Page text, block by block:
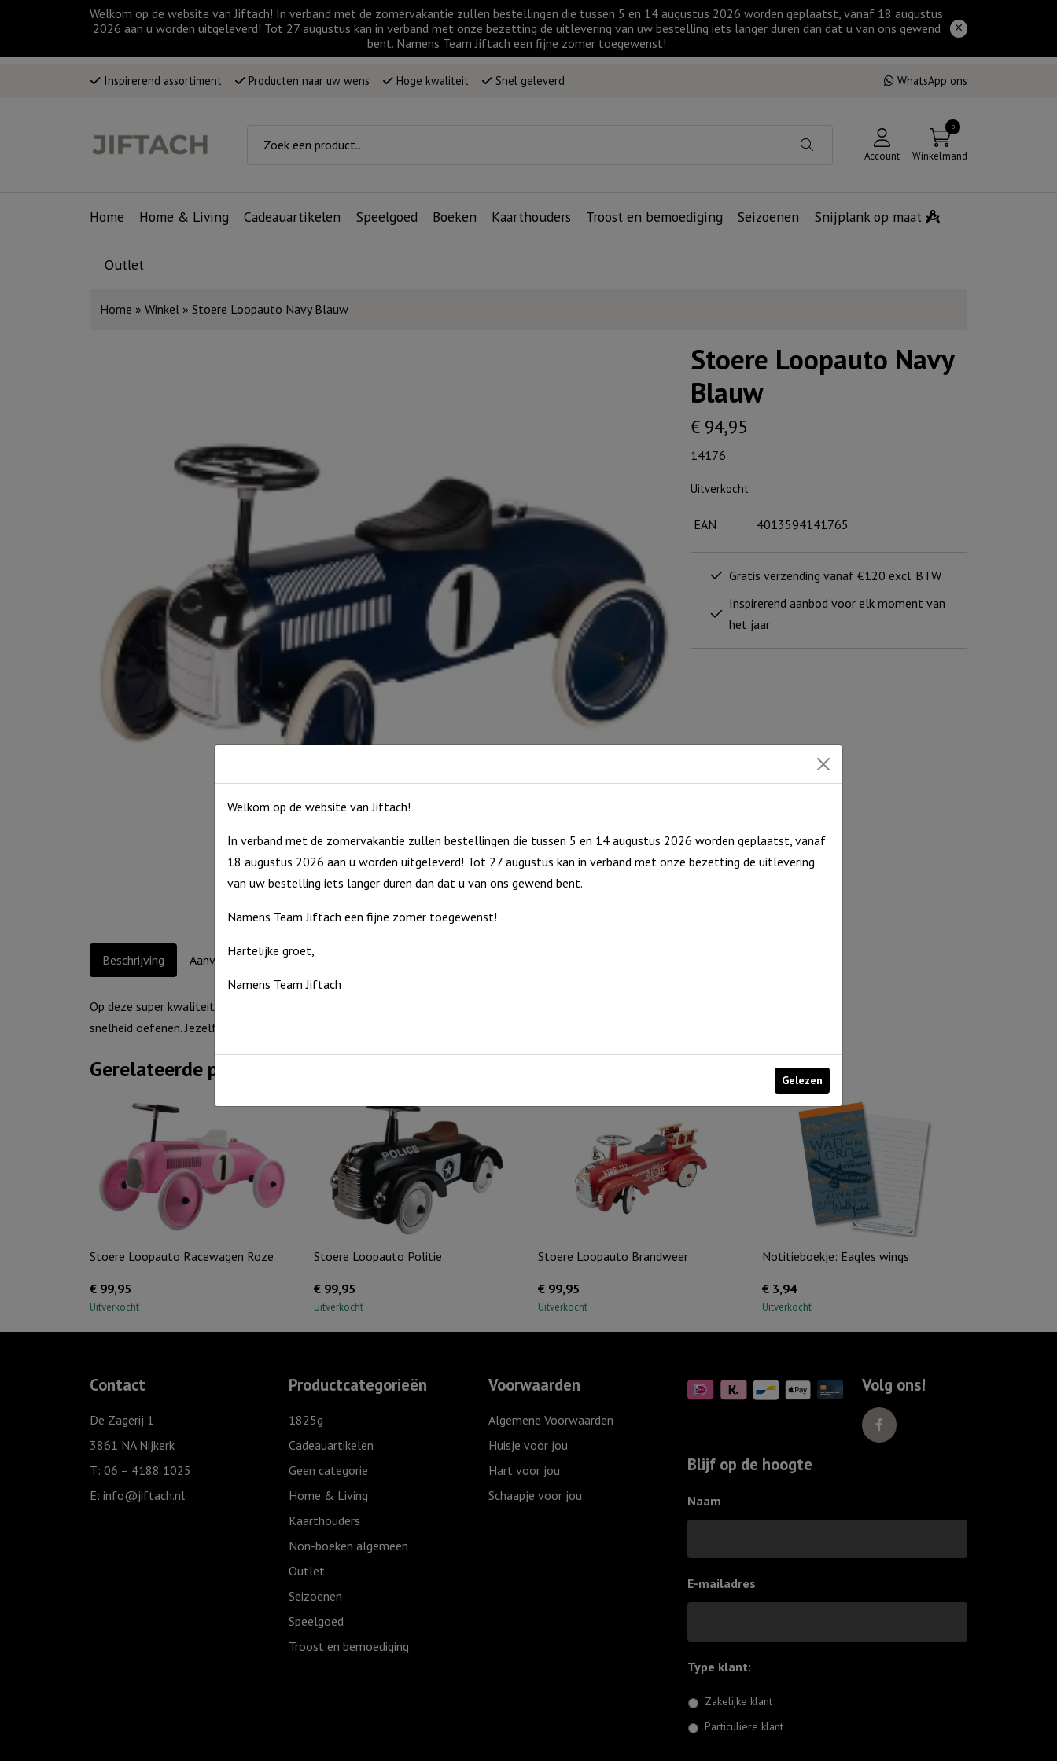
Welkom op de website van Jiftach! In verband met de zomervakantie zullen bestellingen die tussen 5 en 14 augustus 2026 worden geplaatst, vanaf 18 augustus
2026 aan u worden uitgeleverd! Tot 27 augustus kan in verband met onze bezetting de uitlevering van uw bestelling iets langer duren dan dat u van ons gewend
bent. Namens Team Jiftach een fijne zomer toegewenst!
Inspirerend assortiment Producten naar uw wens Hoge kwaliteit Snel geleverd WhatsApp ons
Account
0
Winkelmand
Home Home & Living Cadeauartikelen Speelgoed Boeken Kaarthouders Troost en bemoediging Seizoenen Snijplank op maat
Outlet
Home » Winkel » Stoere Loopauto Navy Blauw
Stoere Loopauto Navy
Blauw
€94,95
14176
Uitverkocht
EAN 4013594141765
Gratis verzending vanaf €120 excl. BTW
Inspirerend aanbod voor elk moment van
het jaar
Beschrijving Aanvullende informatie
Op deze super kwaliteit loopauto van metaal, kunststof en rubberen wielen kan uw kindje evenwicht en
snelheid oefenen. Jezelf voortbewegen is leuk!
Gerelateerde producten
Stoere Loopauto Racewagen Roze
€ 99,95
Uitverkocht
Stoere Loopauto Politie
€ 99,95
Uitverkocht
Stoere Loopauto Brandweer
€ 99,95
Uitverkocht
Notitieboekje: Eagles wings
€ 3,94
Uitverkocht
Contact
De Zagerij 1
3861 NA Nijkerk
T: 06 – 4188 1025
E: info@jiftach.nl
Productcategorieën
1825g
Cadeauartikelen
Geen categorie
Home & Living
Kaarthouders
Non-boeken algemeen
Outlet
Seizoenen
Speelgoed
Troost en bemoediging
Voorwaarden
Algemene Voorwaarden
Huisje voor jou
Hart voor jou
Schaapje voor jou
Volg ons!
Blijf op de hoogte
Naam
E-mailadres
Type klant:
Zakelijke klant
Particuliere klant
Welkom op de website van Jiftach!
In verband met de zomervakantie zullen bestellingen die tussen 5 en 14 augustus 2026 worden geplaatst, vanaf
18 augustus 2026 aan u worden uitgeleverd! Tot 27 augustus kan in verband met onze bezetting de uitlevering
van uw bestelling iets langer duren dan dat u van ons gewend bent.
Namens Team Jiftach een fijne zomer toegewenst!
Hartelijke groet,
Namens Team Jiftach
Gelezen